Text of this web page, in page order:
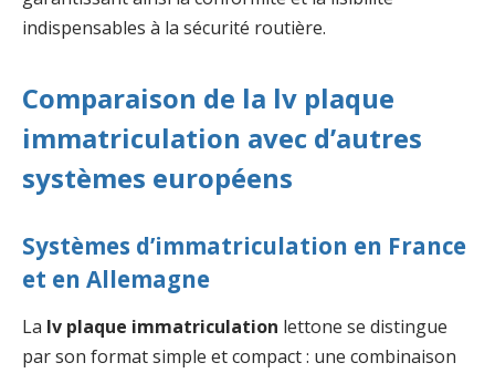
indispensables à la sécurité routière.
Comparaison de la lv plaque
immatriculation avec d’autres
systèmes européens
Systèmes d’immatriculation en France
et en Allemagne
La lv plaque immatriculation lettone se distingue
par son format simple et compact : une combinaison